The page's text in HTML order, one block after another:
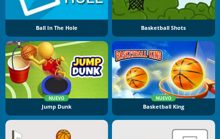
Ball In The Hole Basketball Shots
NUEVO
Jump Dunk
NUEVO
Basketball King